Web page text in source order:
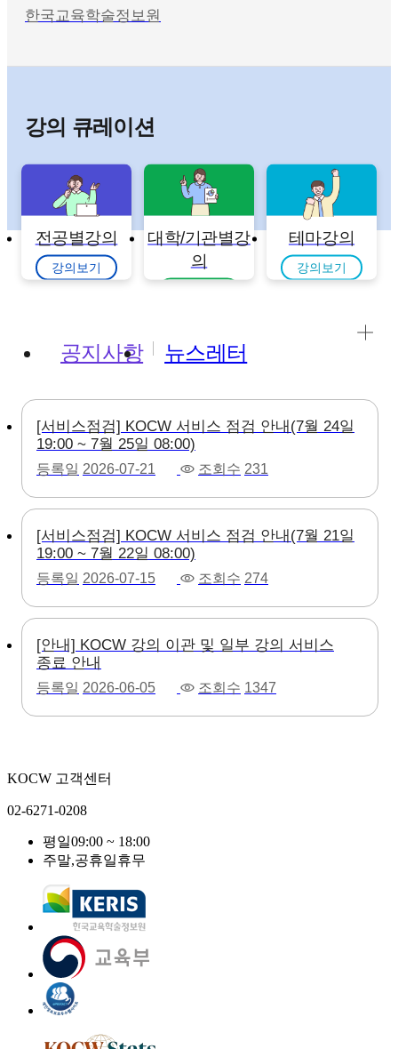
한국교육학술정보원
강의 큐레이션
전공별강의
강의보기
대학/기관별강
의
테마강의
강의보기
공지사항 뉴스레터
[서비스점검] KOCW 서비스 점검 안내(7월 24일
19:00 ~ 7월 25일 08:00)
등록일 2026-07-21 조회수 231
[서비스점검] KOCW 서비스 점검 안내(7월 21일
19:00 ~ 7월 22일 08:00)
등록일 2026-07-15 조회수 274
[안내] KOCW 강의 이관 및 일부 강의 서비스
종료 안내
등록일 2026-06-05 조회수 1347
KOCW 고객센터
02-6271-0208
평일09:00 ~ 18:00
주말,공휴일휴무